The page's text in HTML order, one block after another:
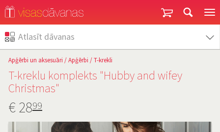
Atlasīt dāvanas
Apģērbi un aksesuāri /Apģērbi /T-krekli
T-kreklu komplekts "Hubby and wifey
Christmas"
€2899